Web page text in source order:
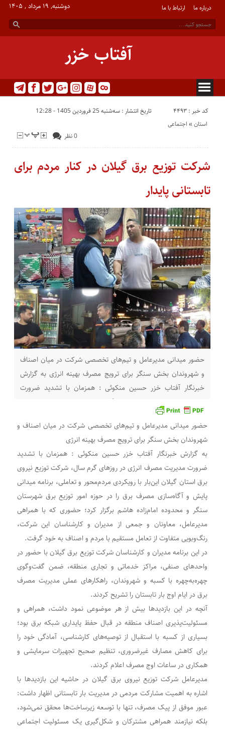
درباره ما ارتباط با ما دوشنبه, ۱۹ مرداد , ۱۴۰۵
آفتاب خزر
کد خبر : 4493 تاریخ انتشار : سه‌شنبه 25 فروردین 1405 - 12:28
اجتماعی «استان
شرکت توزیع برق گیلان در کنار مردم برای
تابستانی پایدار
حضور میدانی مدیرعامل و تیم‌های تخصصی شركت در میان اصناف
و شهروندان بخش سنگر برای ترویج مصرف بهینه انرژی به گزارش
خبرنگار آفتاب خزر حسین منکوئی : همزمان با تشدید ضرورت
مدیریت مصرف انرژی در روزهای گرم سال، شرکت توزیع نیروی برق
استان گیلان این‌بار با رویکردی مردم‌محور و تعاملی، برنامه میدانی
پایش و آگاه‌سازی
حضور میدانی مدیرعامل و تیم‌های تخصصی شركت در میان اصناف و
شهروندان بخش سنگر برای ترویج مصرف بهینه انرژی
به گزارش خبرنگار آفتاب خزر حسین منکوئی : همزمان با تشدید
ضرورت مدیریت مصرف انرژی در روزهای گرم سال، شرکت توزیع نیروی
برق استان گیلان این‌بار با رویکردی مردم‌محور و تعاملی، برنامه میدانی
پایش و آگاه‌سازی مصرف برق را در حوزه امور توزیع برق شهرستان
سنگر و محدوده امام‌زاده هاشم برگزار کرد؛ حضوری که با همراهی
مدیرعامل، معاونان و جمعی از مدیران و کارشناسان این شرکت،
رنگ‌وبویی متفاوت از تعامل مستقیم با مردم و اصناف به خود گرفت.
در این برنامه مدیران و کارشناسان شرکت توزیع برق گیلان با حضور در
واحدهای صنفی، مراکز خدماتی و تجاری منطقه، ضمن گفت‌وگوی
چهره‌به‌چهره با کسبه و شهروندان، راهکارهای عملی مدیریت مصرف
برق در ایام اوج بار تابستان را تشریح کردند.
آنچه در این بازدیدها بیش از هر موضوعی نمود داشت، همراهی و
مسئولیت‌پذیری اصناف منطقه در قبال حفظ پایداری شبکه برق بود؛
بسیاری از کسبه با استقبال از توصیه‌های کارشناسی، آمادگی خود را
برای کاهش مصارف غیرضروری، تنظیم صحیح تجهیزات سرمایشی و
همکاری در ساعات اوج مصرف اعلام کردند.
مدیرعامل شرکت توزیع نیروی برق گیلان در حاشیه این بازدیدها با
اشاره به اهمیت مشارکت مردمی در مدیریت بار تابستانی اظهار داشت:
عبور موفق از پیک مصرف، تنها با توسعه زیرساخت‌ها محقق نمی‌شود،
بلکه نیازمند همراهی مشترکان و شکل‌گیری یک مسئولیت اجتماعی